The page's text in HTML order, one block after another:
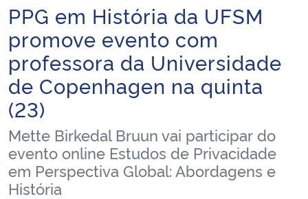
Ministério da Infraestrutura
Ministério da Agricultura, Pecuária e Abastecimento
Ministério da Educação
Ministério da Cidadania
Ministério da Saúde
Ministério de Minas e Energia
Início do conteúdo
PPG em História da UFSM
promove evento com
professora da Universidade
de Copenhagen na quinta
(23)
Mette Birkedal Bruun vai participar do
evento online Estudos de Privacidade
em Perspectiva Global: Abordagens e
História